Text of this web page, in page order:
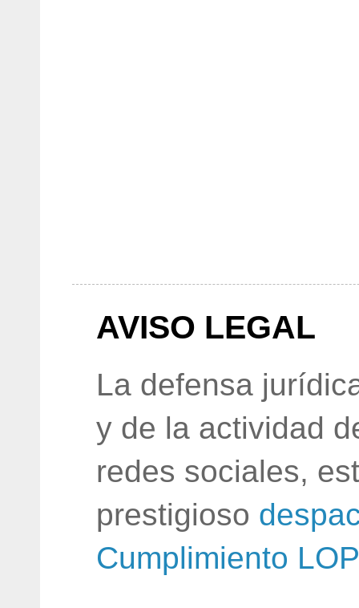
AVISO LEGAL
La defensa
y de la actividad
redes sociales,
prestigioso
Cumplimiento